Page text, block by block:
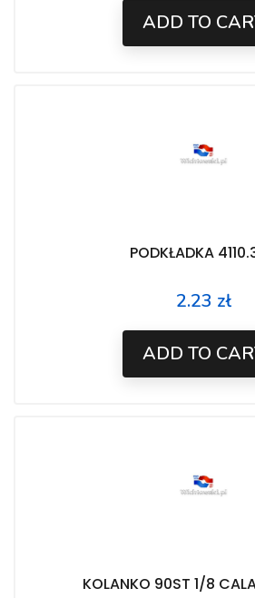
ADD TO
PODKŁADKA
Price
2.23 zł
ADD TO
KOLANKO 90ST 1/8